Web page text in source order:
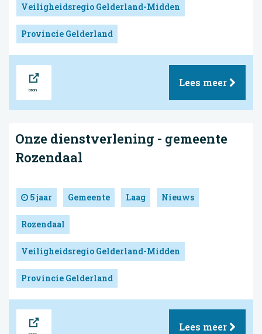
Veiligheidsregio Gelderland-Midden
Provincie Gelderland
Lees meer
Onze dienstverlening - gemeente
Rozendaal
5 jaar Gemeente Laag Nieuws
Rozendaal
Veiligheidsregio Gelderland-Midden
Provincie Gelderland
Lees meer